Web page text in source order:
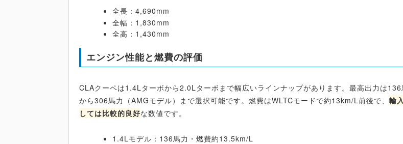
全長：4,690mm
全幅：1,830mm
全高：1,430mm
エンジン性能と燃費の評価
CLAクーペは1.4Lターボから2.0Lターボまで幅広いラインナップがあります。最高出力は136
から306馬力（AMGモデル）まで選択可能です。燃費はWLTCモードで約13km/L前後で、輸
しては比較的良好な数値です。
1.4Lモデル：136馬力・燃費約13.5km/L